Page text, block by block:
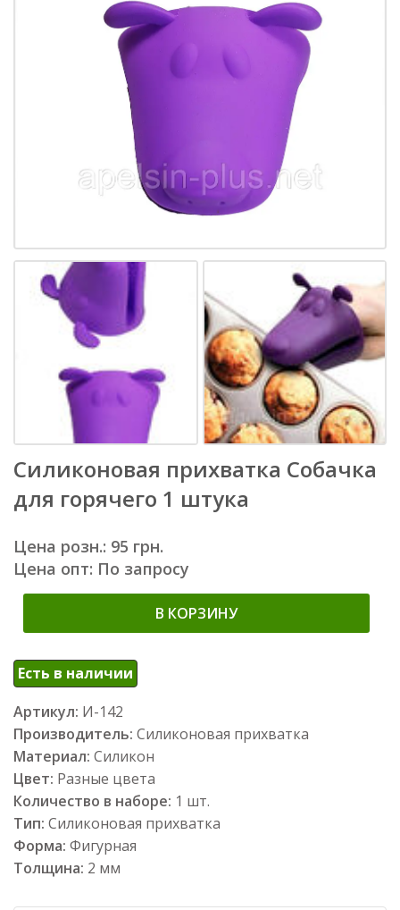
Силиконовая прихватка Собачка
для горячего 1 штука
Цена розн.: 95 грн.
Цена опт: По запросу
В КОРЗИНУ
Есть в наличии
Артикул: И-142
Производитель: Силиконовая прихватка
Материал: Силикон
Цвет: Разные цвета
Количество в наборе: 1 шт.
Тип: Силиконовая прихватка
Форма: Фигурная
Толщина: 2 мм